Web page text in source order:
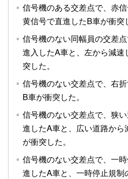
信号機のある交差点で、赤信
黄信号で直進したB車が衝突
信号機のない同幅員の交差
進入したA車と、左から減
突した。
信号機のない交差点で、右
B車が衝突した。
信号機のない交差点で、狭
進したA車と、広い道路か
が衝突した。
信号機のない交差点で、一
進したA車と、一時停止規制